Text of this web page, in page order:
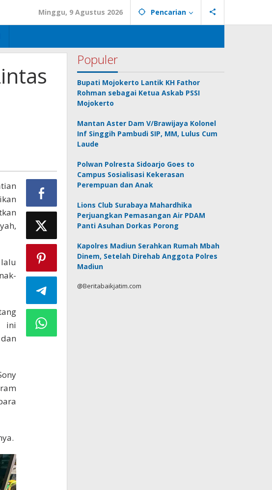
Minggu, 9 Agustus 2026 Pencarian
ini
Populer
Bupati Mojokerto Lantik KH Fathor
Rohman sebagai Ketua Askab PSSI
Mojokerto
Mantan Aster Dam V/Brawijaya Kolonel
Inf Singgih Pambudi SIP, MM, Lulus Cum
Laude
Polwan Polresta Sidoarjo Goes to
Campus Sosialisasi Kekerasan
Perempuan dan Anak
Lions Club Surabaya Mahardhika
Perjuangkan Pemasangan Air PDAM
Panti Asuhan Dorkas Porong
Kapolres Madiun Serahkan Rumah Mbah
Dinem, Setelah Direhab Anggota Polres
Madiun
@Beritabaikjatim.com